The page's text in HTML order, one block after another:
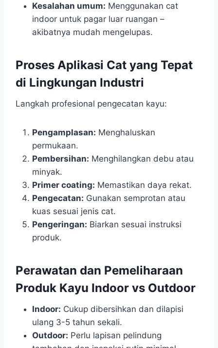
Kesalahan umum: Menggunakan cat
indoor untuk pagar luar ruangan –
akibatnya mudah mengelupas.
Proses Aplikasi Cat yang Tepat
di Lingkungan Industri
Langkah profesional pengecatan kayu:
Pengamplasan: Menghaluskan
permukaan.
Pembersihan: Menghilangkan debu atau
minyak.
Primer coating: Memastikan daya rekat.
Pengecatan: Gunakan semprotan atau
kuas sesuai jenis cat.
Pengeringan: Biarkan sesuai instruksi
produk.
Perawatan dan Pemeliharaan
Produk Kayu Indoor vs Outdoor
Indoor: Cukup dibersihkan dan dilapisi
ulang 3-5 tahun sekali.
Outdoor: Perlu lapisan pelindung